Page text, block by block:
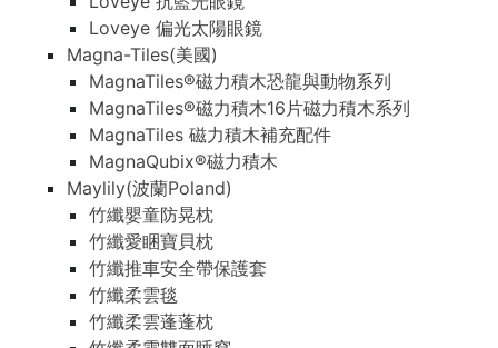
Loveye 偏光太陽眼鏡
Magna-Tiles(美國)
MagnaTiles®磁力積木恐龍與動物系列
MagnaTiles®磁力積木16片磁力積木系列
MagnaTiles 磁力積木補充配件
MagnaQubix®磁力積木
Maylily(波蘭Poland)
竹纖嬰童防晃枕
竹纖愛睏寶貝枕
竹纖推車安全帶保護套
竹纖柔雲毯
竹纖柔雲蓬蓬枕